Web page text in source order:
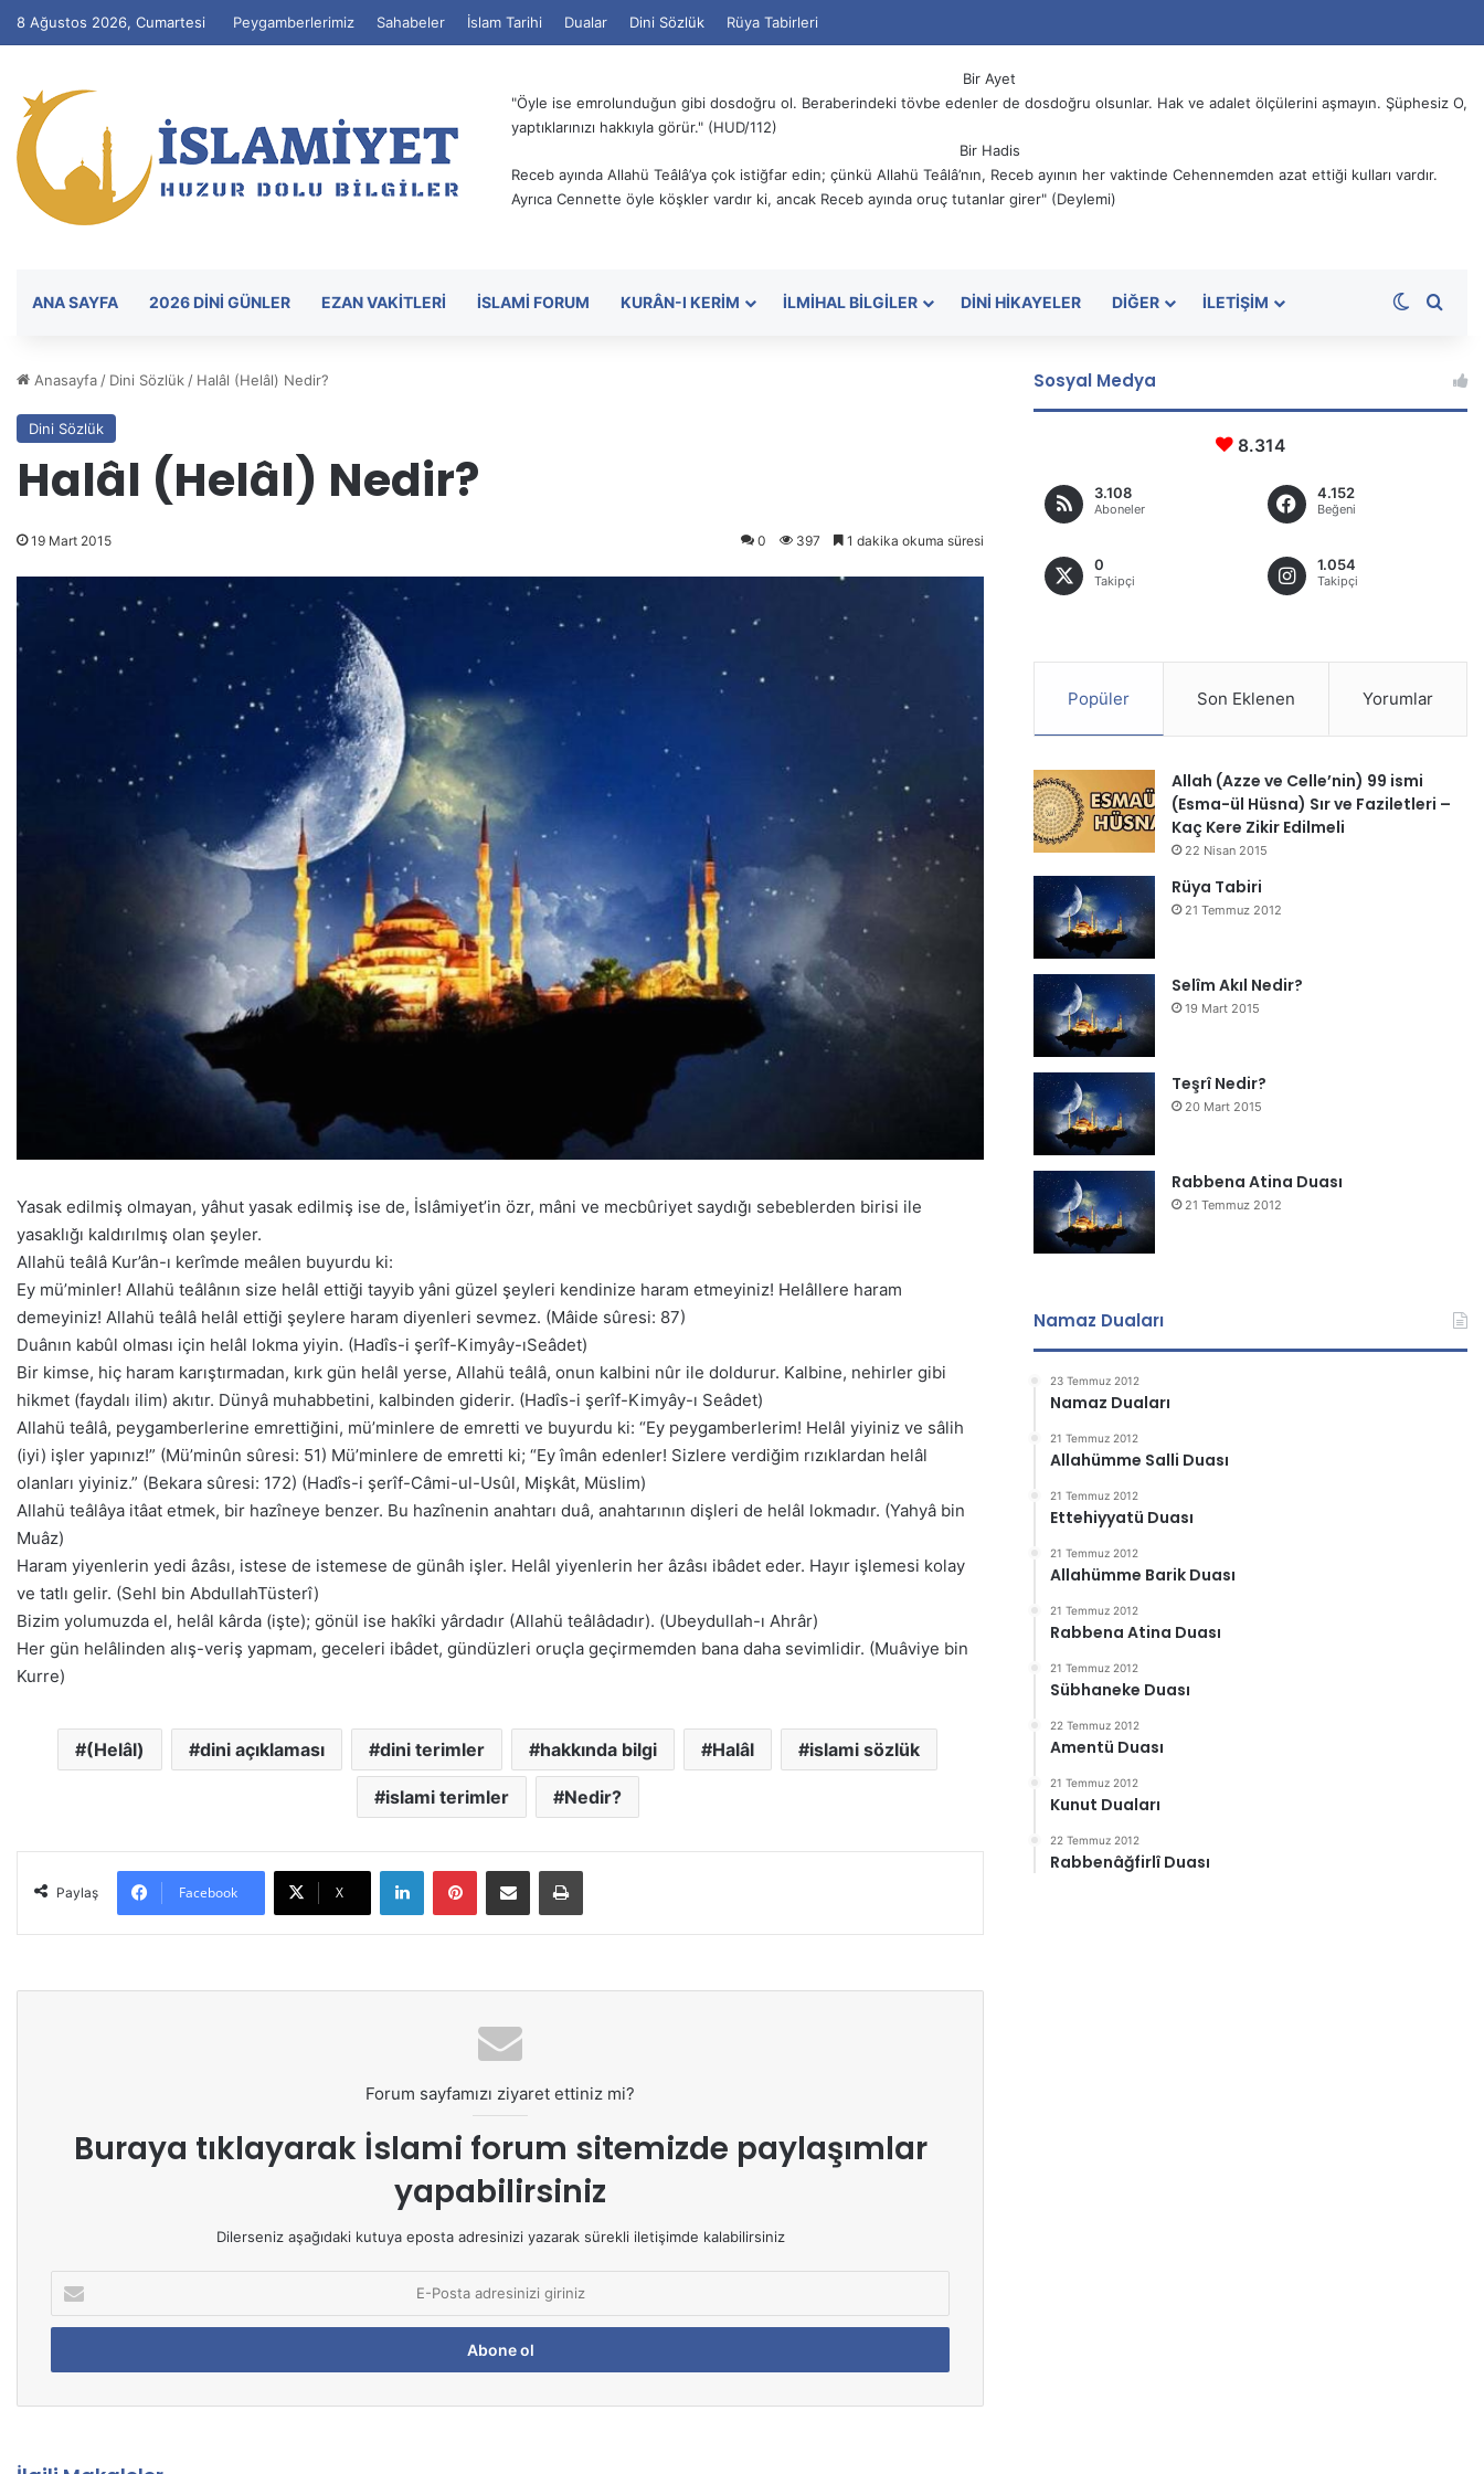
8 Ağustos 2026, Cumartesi Peygamberlerimiz Sahabeler İslam Tarihi Dualar Dini Sözlük Rüya Tabirleri
Bir Ayet
"Öyle ise emrolunduğun gibi dosdoğru ol. Beraberindeki tövbe edenler de dosdoğru olsunlar. Hak ve adalet ölçülerini aşmayın. Şüphesiz O,
yaptıklarınızı hakkıyla görür." (HUD/112)
Bir Hadis
Receb ayında Allahü Teâlâ’ya çok istiğfar edin; çünkü Allahü Teâlâ’nın, Receb ayının her vaktinde Cehennemden azat ettiği kulları vardır.
Ayrıca Cennette öyle köşkler vardır ki, ancak Receb ayında oruç tutanlar girer" (Deylemi)
ANA SAYFA 2026 DİNİ GÜNLER EZAN VAKITLERI İSLAMI FORUM KURÂN-I KERIM İLMIHAL BILGILER DINI HIKAYELER DIĞER İLETIŞIM Dış
Anasayfa / Dini Sözlük / Halâl (Helâl) Nedir?
Dini Sözlük
Halâl (Helâl) Nedir?
19 Mart 2015 0 397 1 dakika okuma süresi
Yasak edilmiş olmayan, yâhut yasak edilmiş ise de, İslâmiyet’in özr, mâni ve mecbûriyet saydığı sebeblerden birisi ile
yasaklığı kaldırılmış olan şeyler.
Allahü teâlâ Kur’ân-ı kerîmde meâlen buyurdu ki:
Ey mü’minler! Allahü teâlânın size helâl ettiği tayyib yâni güzel şeyleri kendinize haram etmeyiniz! Helâllere haram
demeyiniz! Allahü teâlâ helâl ettiği şeylere haram diyenleri sevmez. (Mâide sûresi: 87)
Duânın kabûl olması için helâl lokma yiyin. (Hadîs-i şerîf-Kimyây-ıSeâdet)
Bir kimse, hiç haram karıştırmadan, kırk gün helâl yerse, Allahü teâlâ, onun kalbini nûr ile doldurur. Kalbine, nehirler gibi
hikmet (faydalı ilim) akıtır. Dünyâ muhabbetini, kalbinden giderir. (Hadîs-i şerîf-Kimyây-ı Seâdet)
Allahü teâlâ, peygamberlerine emrettiğini, mü’minlere de emretti ve buyurdu ki: “Ey peygamberlerim! Helâl yiyiniz ve sâlih
(iyi) işler yapınız!” (Mü’minûn sûresi: 51) Mü’minlere de emretti ki; “Ey îmân edenler! Sizlere verdiğim rızıklardan helâl
olanları yiyiniz.” (Bekara sûresi: 172) (Hadîs-i şerîf-Câmi-ul-Usûl, Mişkât, Müslim)
Allahü teâlâya itâat etmek, bir hazîneye benzer. Bu hazînenin anahtarı duâ, anahtarının dişleri de helâl lokmadır. (Yahyâ bin
Muâz)
Haram yiyenlerin yedi âzâsı, istese de istemese de günâh işler. Helâl yiyenlerin her âzâsı ibâdet eder. Hayır işlemesi kolay
ve tatlı gelir. (Sehl bin AbdullahTüsterî)
Bizim yolumuzda el, helâl kârda (işte); gönül ise hakîki yârdadır (Allahü teâlâdadır). (Ubeydullah-ı Ahrâr)
Her gün helâlinden alış-veriş yapmam, geceleri ibâdet, gündüzleri oruçla geçirmemden bana daha sevimlidir. (Muâviye bin
Kurre)
(Helâl) dini açıklaması dini terimler hakkında bilgi Halâl islami sözlük
islami terimler Nedir?
Paylaş Facebook X
Forum sayfamızı ziyaret ettiniz mi?
Buraya tıklayarak İslami forum sitemizde paylaşımlar
yapabilirsiniz
Dilerseniz aşağıdaki kutuya eposta adresinizi yazarak sürekli iletişimde kalabilirsiniz
P
s
d
Sosyal Medya
8.314
3.108
Aboneler
4.152
Beğeni
0
Takipçi
1.054
Takipçi
Popüler Son Eklenen Yorumlar
Allah (Azze ve Celle’nin) 99 ismi
(Esma-ül Hüsna) Sır ve Faziletleri –
Kaç Kere Zikir Edilmeli
22 Nisan 2015
Rüya Tabiri
21 Temmuz 2012
Selîm Akıl Nedir?
19 Mart 2015
Teşrî Nedir?
20 Mart 2015
Rabbena Atina Duası
21 Temmuz 2012
Namaz Duaları
23 Temmuz 2012
Namaz Duaları
21 Temmuz 2012
Allahümme Salli Duası
21 Temmuz 2012
Ettehiyyatü Duası
21 Temmuz 2012
Allahümme Barik Duası
21 Temmuz 2012
Rabbena Atina Duası
21 Temmuz 2012
Sübhaneke Duası
22 Temmuz 2012
Amentü Duası
21 Temmuz 2012
Kunut Duaları
22 Temmuz 2012
Rabbenâğfirlî Duası